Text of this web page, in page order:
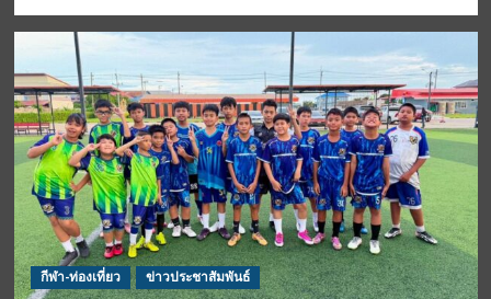
กีฬา-ท่องเที่ยว ข่าวประชาสัมพันธ์